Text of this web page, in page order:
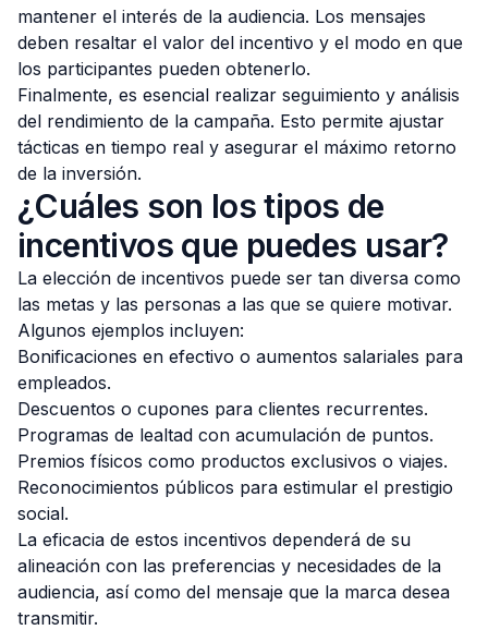
mantener el interés de la audiencia. Los mensajes
deben resaltar el valor del incentivo y el modo en que
los participantes pueden obtenerlo.
Finalmente, es esencial realizar seguimiento y análisis
del rendimiento de la campaña. Esto permite ajustar
tácticas en tiempo real y asegurar el máximo retorno
de la inversión.
¿Cuáles son los tipos de
incentivos que puedes usar?
La elección de incentivos puede ser tan diversa como
las metas y las personas a las que se quiere motivar.
Algunos ejemplos incluyen:
Bonificaciones en efectivo o aumentos salariales para
empleados.
Descuentos o cupones para clientes recurrentes.
Programas de lealtad con acumulación de puntos.
Premios físicos como productos exclusivos o viajes.
Reconocimientos públicos para estimular el prestigio
social.
La eficacia de estos incentivos dependerá de su
alineación con las preferencias y necesidades de la
audiencia, así como del mensaje que la marca desea
transmitir.